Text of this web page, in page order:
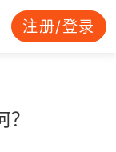
注册/登录